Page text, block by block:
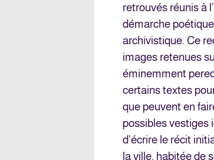
retrouvés réunis à
démarche
archivistique. Ce
images retenues
éminemment
certains textes
que peuvent en
possibles vestiges
d’écrire le récit
la ville, habitée de